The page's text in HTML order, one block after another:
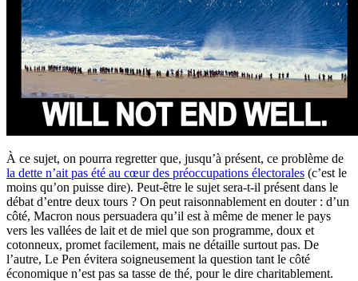
À ce sujet, on pourra regretter que, jusqu’à présent, ce problème de
la dette n’ait pas été au cœur des préoccupations électorales (c’est le
moins qu’on puisse dire). Peut-être le sujet sera-t-il présent dans le
débat d’entre deux tours ? On peut raisonnablement en douter : d’un
côté, Macron nous persuadera qu’il est à même de mener le pays
vers les vallées de lait et de miel que son programme, doux et
cotonneux, promet facilement, mais ne détaille surtout pas. De
l’autre, Le Pen évitera soigneusement la question tant le côté
économique n’est pas sa tasse de thé, pour le dire charitablement.